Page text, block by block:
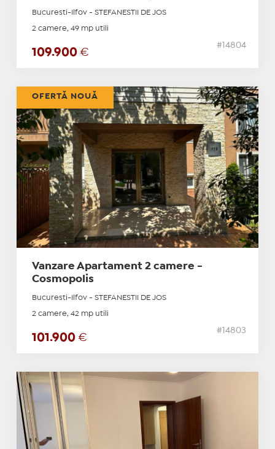
Bucuresti-Ilfov - STEFANESTII DE JOS
2 camere, 49 mp utili
109.900 €
#14804
Vanzare Apartament 2 camere -
Cosmopolis
Bucuresti-Ilfov - STEFANESTII DE JOS
2 camere, 42 mp utili
101.900 €
#14803
OFERTĂ NOUĂ